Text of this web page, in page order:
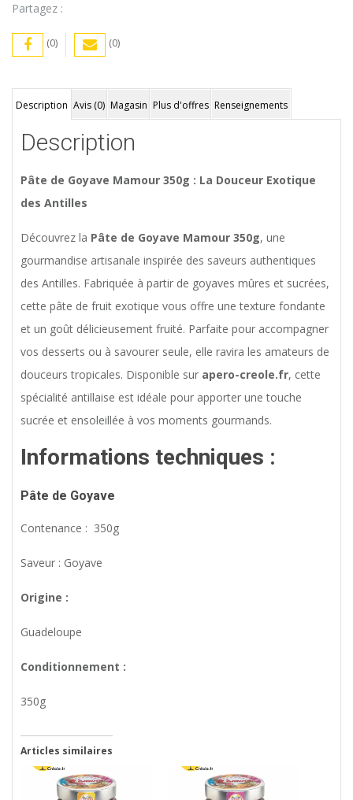
Partagez :
(0) (0)
Description Avis (0) Magasin Plus d'offres Renseignements
Description
Pâte de Goyave Mamour 350g : La Douceur Exotique
des Antilles
Découvrez la Pâte de Goyave Mamour 350g, une
gourmandise artisanale inspirée des saveurs authentiques
des Antilles. Fabriquée à partir de goyaves mûres et sucrées,
cette pâte de fruit exotique vous offre une texture fondante
et un goût délicieusement fruité. Parfaite pour accompagner
vos desserts ou à savourer seule, elle ravira les amateurs de
douceurs tropicales. Disponible sur apero-creole.fr, cette
spécialité antillaise est idéale pour apporter une touche
sucrée et ensoleillée à vos moments gourmands.
Informations techniques :
Pâte de Goyave
Contenance : 350g
Saveur : Goyave
Origine :
Guadeloupe
Conditionnement :
350g
Articles similaires